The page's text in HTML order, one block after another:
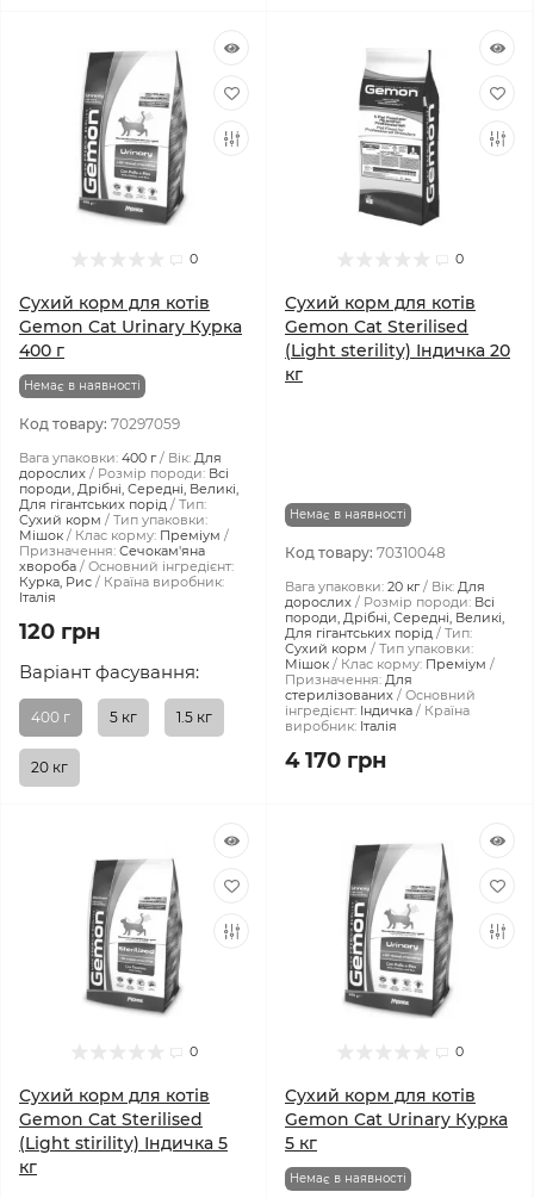
0
Сухий корм для котів
Gemon Cat Urinary Курка
400 г
Немає в наявності
Код товару: 70297059
Вага упаковки: 400 г Вік: Для
дорослих
Розмір породи: Всі
породи, Дрібні, Середні, Великі,
Для гігантських порід
Тип:
Сухий корм
Тип упаковки:
Мішок
Клас корму: Преміум
Призначення: Сечокам'яна
хвороба
Основний інгредієнт:
Курка, Рис
Країна виробник:
Італія
120 грн
Варіант фасування:
400 г 5 кг 1.5 кг
20 кг
0
Сухий корм для котів
Gemon Cat Sterilised
(Light sterility) Індичка 20
кг
Немає в наявності
Код товару: 70310048
Вага упаковки: 20 кг Вік: Для
дорослих
Розмір породи: Всі
породи, Дрібні, Середні, Великі,
Для гігантських порід
Тип:
Сухий корм
Тип упаковки:
Мішок
Клас корму: Преміум
Призначення: Для
стерилізованих
Основний
інгредієнт: Індичка
Країна
виробник: Італія
4 170 грн
0
Сухий корм для котів
Gemon Cat Sterilised
(Light stirility) Індичка 5
кг
0
Сухий корм для котів
Gemon Cat Urinary Курка
5 кг
Немає в наявності